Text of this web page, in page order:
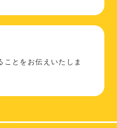
ことをお伝えいたしま